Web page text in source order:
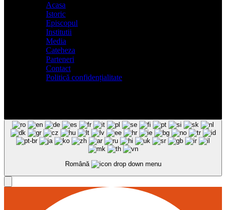
Acasa
Istoric
Episcopul
Institutii
Media
Cateheza
Parteneri
Contact
Politică confidențialitate
Română